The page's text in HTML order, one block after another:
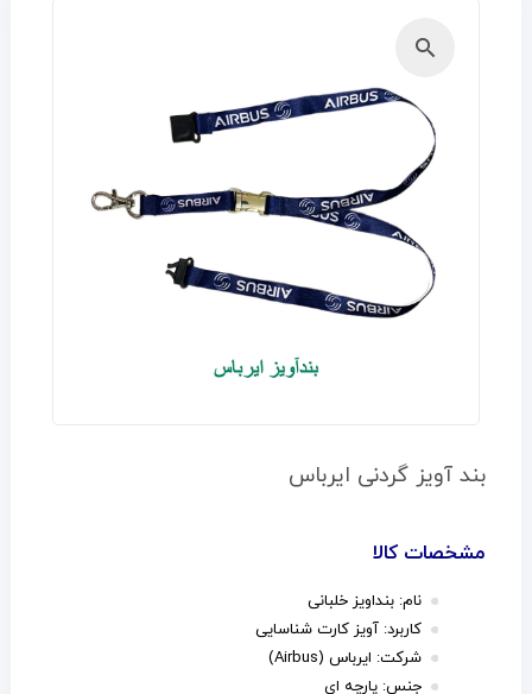
بند آویز گردنی ایرباس
مشخصات کالا
نام: بنداویز خلبانی
کاربرد: آویز کارت شناسایی
شرکت: ایرباس (Airbus)
جنس: پارچه ای